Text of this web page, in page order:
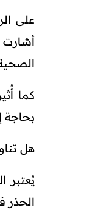
على
كما
بحاجة
هل
يُعتبر
الحذر